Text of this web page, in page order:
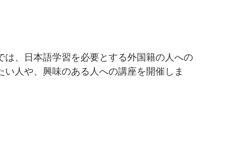
、日本語学習を必要とする外国籍の人への
人や、興味のある人への講座を開催しま